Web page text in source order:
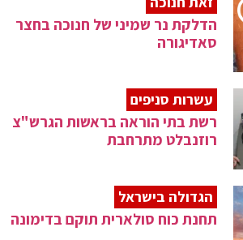
הדלקת נר שמיני של חנוכה בחצר
סאדיגורה
עשרות סניפים
רשת בתי הוראה בראשות הגרש"צ
רוזנבלט מתרחבת
הגדולה בישראל
תחנת כוח סולארית תוקם בדימונה